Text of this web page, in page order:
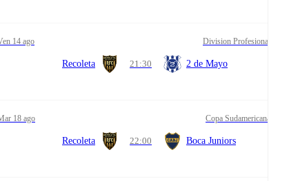
ven 14 ago Division Profesional
Recoleta 21:30 2 de Mayo
mar 18 ago Copa Sudamericana
Recoleta 22:00 Boca Juniors